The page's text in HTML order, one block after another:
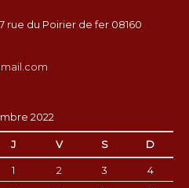
rue du Poirier de fer 08160
2022
J V S D
1 2 3
4